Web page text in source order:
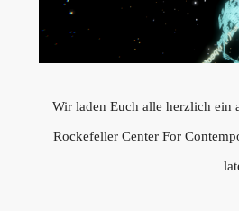
Wir laden Euch alle herzlich ein
Rockefeller Center For